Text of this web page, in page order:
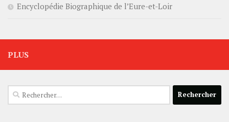
Encyclopédie Biographique de l’Eure-et-Loir
PLUS
Rechercher :